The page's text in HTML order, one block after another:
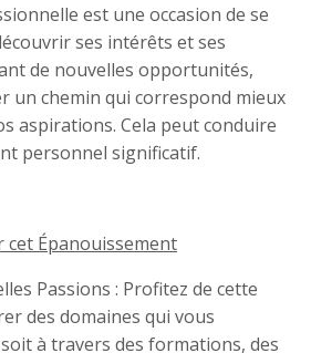
est une occasion de se
ses intérêts et ses
de nouvelles opportunités,
un chemin qui correspond mieux
aspirations. Cela peut conduire
personnel significatif.
cet Épanouissement
Passions : Profitez de cette
des domaines qui vous
à travers des formations, des